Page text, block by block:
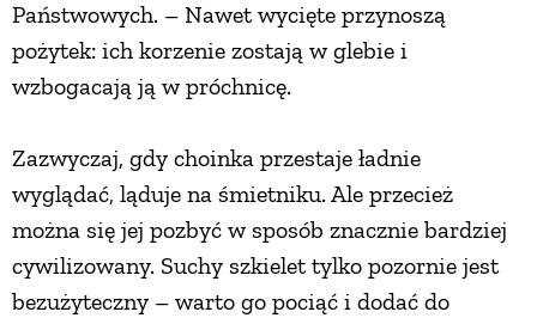
Państwowych. – Nawet wycięte przynoszą
pożytek: ich korzenie zostają w glebie i
wzbogacają ją w próchnicę.
Zazwyczaj, gdy choinka przestaje ładnie
wyglądać, ląduje na śmietniku. Ale przecież
można się jej pozbyć w sposób znacznie bardziej
cywilizowany. Suchy szkielet tylko pozornie jest
bezużyteczny – warto go pociąć i dodać do